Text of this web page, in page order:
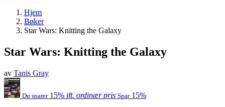
Hjem
Bøker
Star Wars: Knitting the Galaxy
Star Wars: Knitting the Galaxy
av Tanis Gray
Du sparer 15% ift. ordinær pris Spar 15%